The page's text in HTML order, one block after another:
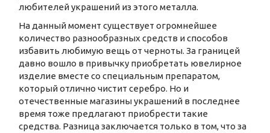
любителей украшений из этого металла.
На данный момент существует огромнейшее
количество разнообразных средств и способов
избавить любимую вещь от черноты. За границей
давно вошло в привычку приобретать ювелирное
изделие вместе со специальным препаратом,
который отлично чистит серебро. Но и
отечественные магазины украшений в последнее
время тоже предлагают приобрести такие
средства. Разница заключается только в том, что за